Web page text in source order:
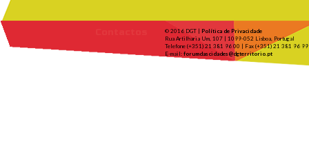
© 2016 DGT | Política de Privacidade
Rua Artilharia Um, 107 | 1099-052 Lisboa, Portugal
Telefone (+351) 21 381 96 00 | Fax (+351) 21 381 96 99
E-mail: forumdascidades@dgterritorio.pt